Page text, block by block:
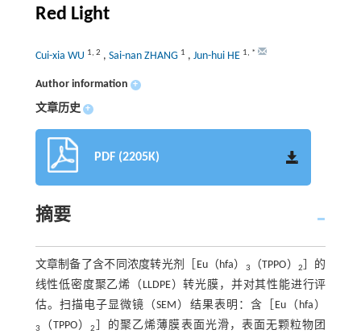
Red Light
Cui-xia WU 1, 2 , Sai-nan ZHANG 1 , Jun-hui HE 1, *
Author information +
文章历史 +
PDF (2205K)
摘要
文章制备了含不同浓度转光剂［Eu（hfa） 3 （TPPO） 2
］的
线性低密度聚乙烯（LLDPE）转光膜，并对其性能进行评
估。扫描电子显微镜（SEM）结果表明：含［Eu（hfa）
3 （TPPO） 2
］的聚乙烯薄膜表面光滑，表面无颗粒物团